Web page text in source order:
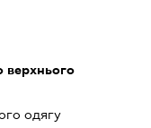
верхнього
одягу